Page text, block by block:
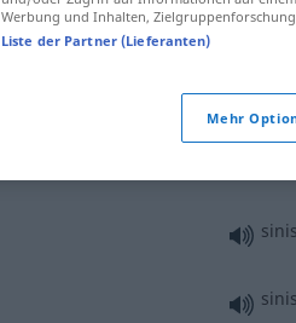
Werbung und Inhalten,
Liste der Partner (Lieferanten)
Mehr